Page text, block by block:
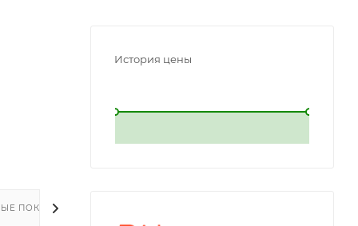
ПОКУПКИ
История цены